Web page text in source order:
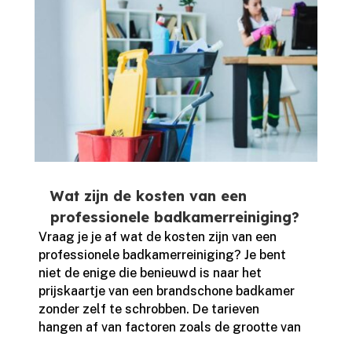
Wat zijn de kosten van een
professionele badkamerreiniging?
Vraag je je af wat de kosten zijn van een
professionele badkamerreiniging? Je bent
niet de enige die benieuwd is naar het
prijskaartje van een brandschone badkamer
zonder zelf te schrobben.​ De tarieven
hangen af van factoren zoals de grootte van